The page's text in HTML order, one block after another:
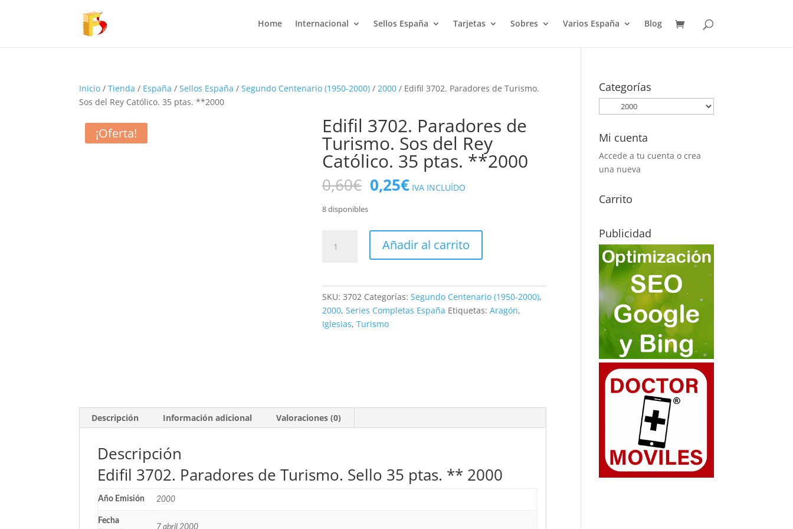
Home Internacional Sellos España Tarjetas Sobres Varios España Blog
Inicio /Tienda / España /Sellos España /Segundo Centenario (1950-2000) /2000 / Edifil 3702. Paradores de Turismo.
Sos del Rey Católico. 35 ptas. **2000
¡Oferta! Edifil 3702. Paradores de
Turismo. Sos del Rey
Católico. 35 ptas. **2000
0,60€ El
precio
era:
0,60€.
0,25€El
precio
es:
0,25€.
IVA INCLUÍDO
8 disponibles
3702.
del
Rey
Añadir al carrito
SKU:3702 Categorías:Segundo Centenario (1950-2000),
2000,Series Completas España Etiquetas:Aragón,
Iglesias,Turismo
Descripción Información adicional Valoraciones (0)
Descripción
Edifil 3702. Paradores de Turismo. Sello 35 ptas. ** 2000
Año Emisión 2000
Fecha
7 abril 2000
Categorías
Mi cuenta
Accede a tu cuenta o crea
una nueva
Carrito
Publicidad